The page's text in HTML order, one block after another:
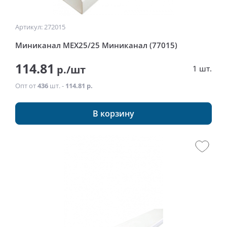
Артикул: 272015
Миниканал MEX25/25 Миниканал (77015)
114.81 р./шт 1 шт.
Опт от436 шт. - 114.81 р.
В корзину